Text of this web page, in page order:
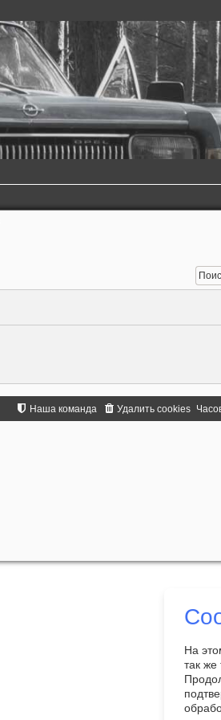
Удалить cookies
Наша команда
На
так же